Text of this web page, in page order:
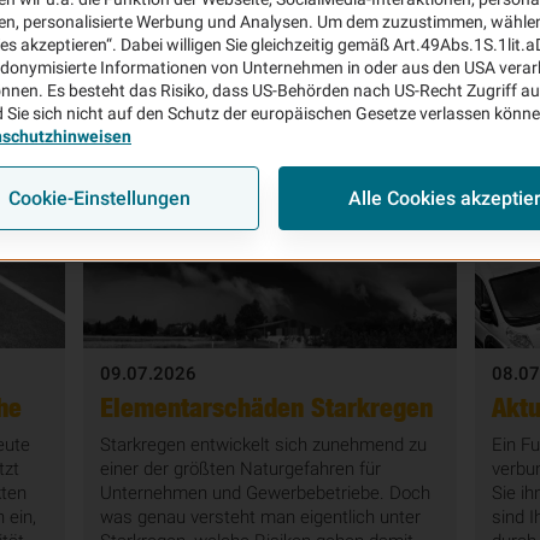
Rechtsschutz (3) Veranstaltungen (12) Expertenwissen
Bauleistung (9)
(33) KFZ (4) Flotte (8) Cyber (13) Bauexperten
ein,
09.07.2026
Elementarschäden Starkregen
Starkregen entwickelt sich zunehmend zu
einer der größten Naturgefahren für
Unternehmen und Gewerbebetriebe. Doch
was genau versteht man eigentlich unter
Ein
Sie
sind
personalisierte Werbung und Analysen. Um dem zuzustimmen,
akzeptieren“. Dabei willigen Sie gleichzeitig gemäß
Informationen von Unternehmen in oder aus den USA
Es besteht das Risiko, dass US-Behörden nach US-Recht Zugriff
Sie sich nicht auf den Schutz der europäischen Gesetze verlassen
Cookie-Einstellungen Alle Cookies